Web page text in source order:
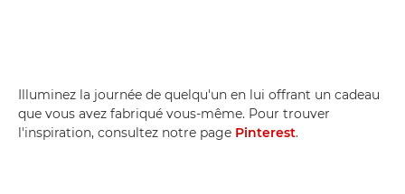
Illuminez la journée de quelqu'un en lui offrant un cadeau
que vous avez fabriqué vous-même. Pour trouver
l'inspiration, consultez notre page Pinterest.